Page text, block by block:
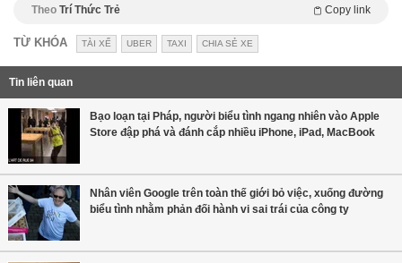
Theo Trí Thức Trẻ Copy link
TỪ KHÓA TÀI XẾ UBER TAXI CHIA SẺ XE
Tin liên quan
Bạo loạn tại Pháp, người biểu tình ngang nhiên vào Apple
Store đập phá và đánh cắp nhiều iPhone, iPad, MacBook
Nhân viên Google trên toàn thế giới bỏ việc, xuống đường
biểu tình nhằm phản đối hành vi sai trái của công ty